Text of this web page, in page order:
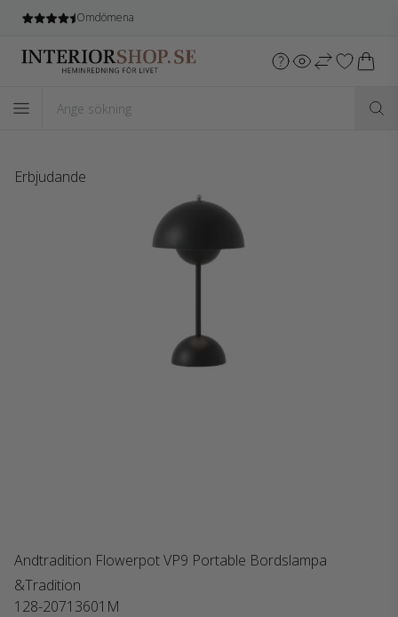
Fri leverans
Erbjudande
Andtradition Flowerpot VP9 Portable Bordslampa
&Tradition
128-20713601M